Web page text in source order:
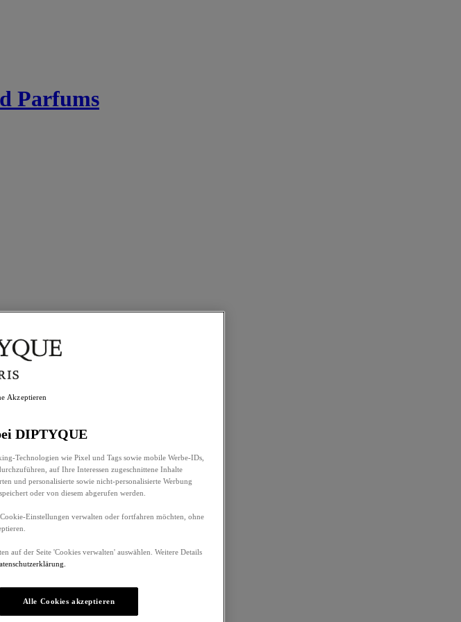
Parfums
DIPTYQUE
Technologien wie Pixel und Tags sowie mobile Werbe-IDs,
auf Ihre Interessen zugeschnittene Inhalte
und personalisierte sowie nicht-personalisierte Werbung
oder von diesem abgerufen werden.
Einstellungen verwalten oder fortfahren möchten, ohne
auf der Seite 'Cookies verwalten' auswählen. Weitere Details
Alle Cookies akzeptieren
Akzeptieren